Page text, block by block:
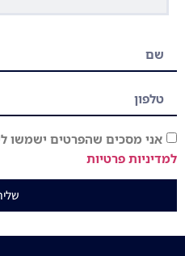
אני מסכים שהפרטים ישמשו
למדיניות פרטיות